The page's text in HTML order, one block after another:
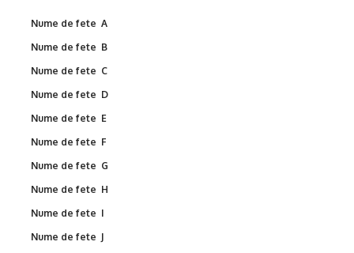
Nume de fete A
Nume de fete B
Nume de fete C
Nume de fete D
Nume de fete E
Nume de fete F
Nume de fete G
Nume de fete H
Nume de fete I
Nume de fete J